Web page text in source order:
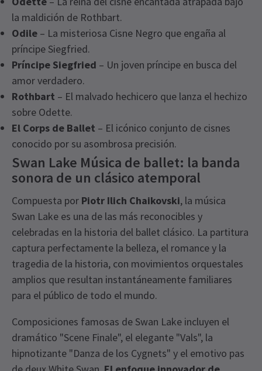
la maldición de Rothbart.
Odile – La misteriosa Cisne Negro que engaña al
príncipe Siegfried.
Príncipe Siegfried – Un joven príncipe en busca del
amor verdadero.
Rothbart – El malvado hechicero que lanza el hechizo
sobre Odette.
El Corps de Ballet – El icónico conjunto de cisnes
conocido por su asombrosa precisión.
Swan Lake Música de ballet: la banda
sonora de un clásico atemporal
Compuesta por Piotr Ilich Chaikovski, la música
Swan Lake es una de las más reconocibles y
celebradas en la historia del ballet clásico. La partitura
captura perfectamente la belleza, el romance y la
tragedia de la historia, con movimientos orquestales
amplios que resultan instantáneamente familiares
para el público de todo el mundo.
Composiciones famosas de Swan Lake incluyen el
dramático "Scene Finale", el elegante "Vals", la
hipnotizante "Danza de los Cygnets" y el emotivo pas